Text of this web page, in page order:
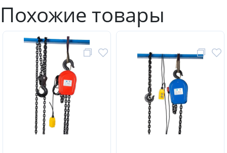
Похожие товары